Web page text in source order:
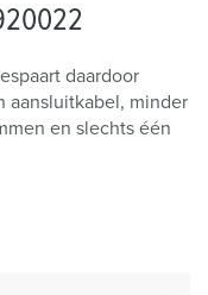
daardoor
aansluitkabel, minder
en slechts één